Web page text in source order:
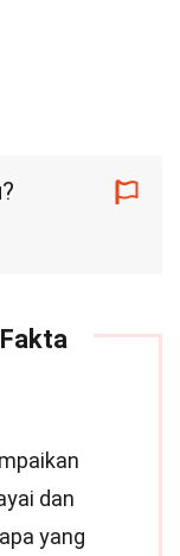
dan
yang